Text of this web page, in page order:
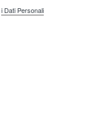
i Dati Personali